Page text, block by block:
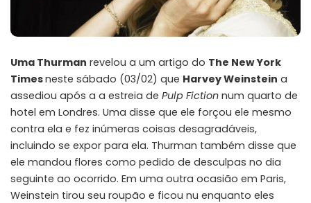
Uma Thurman revelou a um artigo do The New York
Timesneste sábado (03/02) que Harvey Weinstein a
assediou após a a estreia de Pulp Fiction num quarto de
hotel em Londres. Uma disse que ele forçou ele mesmo
contra ela e fez inúmeras coisas desagradáveis,
incluindo se expor para ela. Thurman também disse que
ele mandou flores como pedido de desculpas no dia
seguinte ao ocorrido. Em uma outra ocasião em Paris,
Weinstein tirou seu roupão e ficou nu enquanto eles